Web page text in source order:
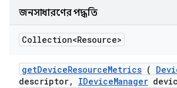
জনসাধারণের পদ্ধতি
Collection<Resource>
getDeviceResourceMetrics (
descriptor, IDeviceManager